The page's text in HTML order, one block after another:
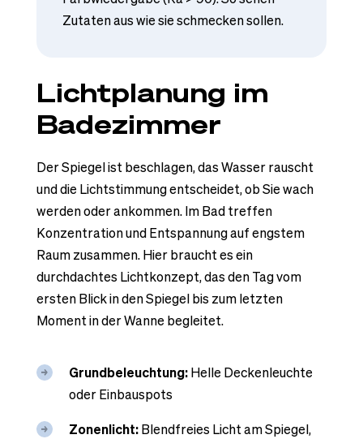
Zutaten aus wie sie schmecken sollen.
Lichtplanung im
Badezimmer
Der Spiegel ist beschlagen, das Wasser rauscht
und die Lichtstimmung entscheidet, ob Sie wach
werden oder ankommen. Im Bad treffen
Konzentration und Entspannung auf engstem
Raum zusammen. Hier braucht es ein
durchdachtes Lichtkonzept, das den Tag vom
ersten Blick in den Spiegel bis zum letzten
Moment in der Wanne begleitet.
Grundbeleuchtung:Helle Deckenleuchte
oder Einbauspots
Zonenlicht:Blendfreies Licht am Spiegel,